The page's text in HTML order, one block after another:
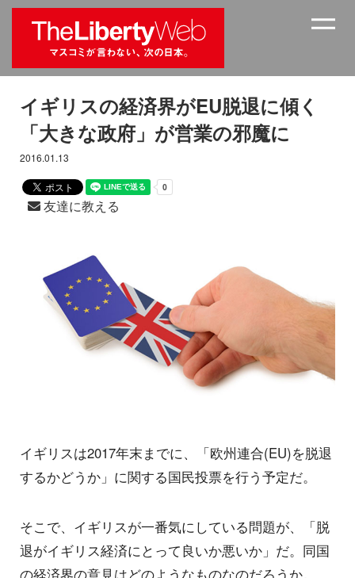
イギリスの経済界がEU脱退に傾く
「大きな政府」が営業の邪魔に
2016.01.13
友達に教える
イギリスは2017年末までに、「欧州連合(EU)を脱退
するかどうか」に関する国民投票を行う予定だ。
そこで、イギリスが一番気にしている問題が、「脱
退がイギリス経済にとって良いか悪いか」だ。同国